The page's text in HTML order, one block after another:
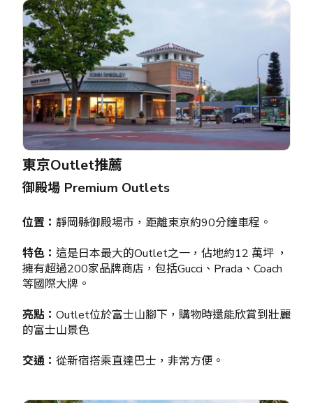
東京Outlet推薦
御殿場 Premium Outlets
位置： 靜岡縣御殿場市，距離東京約90分鐘車程。
特色： 這是日本最大的Outlet之一，佔地約12 萬坪 ，
擁有超過200家品牌商店，包括Gucci、Prada、Coach
等國際大牌。
亮點： Outlet位於富士山腳下，購物時還能欣賞到壯麗
的富士山景色
交通： 從新宿搭乘直達巴士，非常方便。